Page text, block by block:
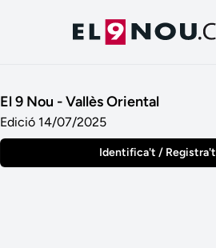
El 9 Nou - Vallès Oriental
Edició 14/07/2025
Identifica't / Registra't